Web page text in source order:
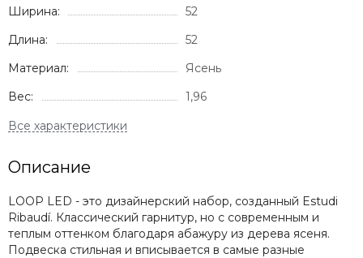
Ширина:
52
Длина:
52
Материал:
Ясень
Вес:
1,96
Описание
LOOP LED - это дизайнерский набор, созданный Estudi
Ribaudí. Классический гарнитур, но с современным и
теплым оттенком благодаря абажуру из дерева ясеня.
Подвеска стильная и вписывается в самые разные